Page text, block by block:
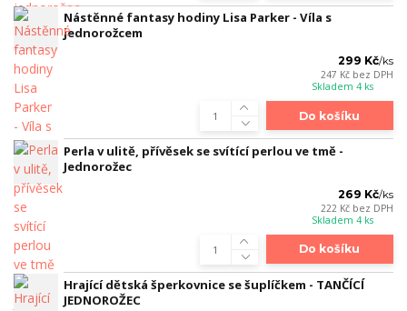
Nástěnné fantasy hodiny Lisa Parker - Víla s
jednorožcem
299 Kč/ks
247 Kč bez DPH
Skladem 4 ks
Do košíku
Perla v ulitě, přívěsek se svítící perlou ve tmě -
Jednorožec
269 Kč/ks
222 Kč bez DPH
Skladem 4 ks
Do košíku
Hrající dětská šperkovnice se šuplíčkem - TANČÍCÍ
JEDNOROŽEC